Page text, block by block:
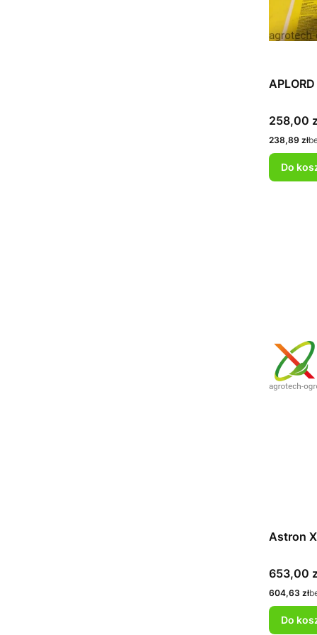
Cena
258,00
Cena
238,89 zł
Do
Astron
Cena
653,00
Cena
604,63 zł
Do